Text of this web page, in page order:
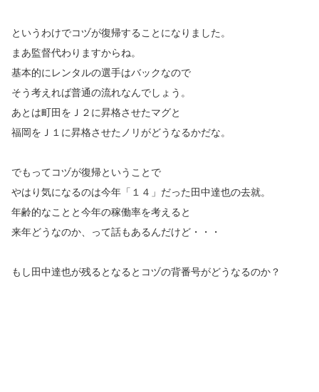
というわけでコヅが復帰することになりました。
まあ監督代わりますからね。
基本的にレンタルの選手はバックなので
そう考えれば普通の流れなんでしょう。
あとは町田をＪ２に昇格させたマグと
福岡をＪ１に昇格させたノリがどうなるかだな。
でもってコヅが復帰ということで
やはり気になるのは今年「１４」だった田中達也の去就。
年齢的なことと今年の稼働率を考えると
来年どうなのか、って話もあるんだけど・・・
もし田中達也が残るとなるとコヅの背番号がどうなるのか？